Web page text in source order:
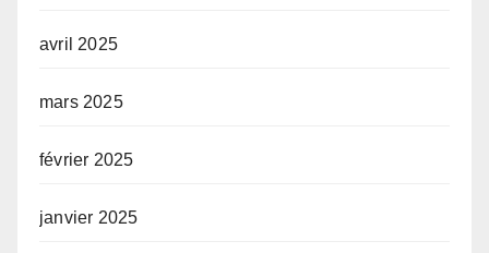
avril 2025
mars 2025
février 2025
janvier 2025